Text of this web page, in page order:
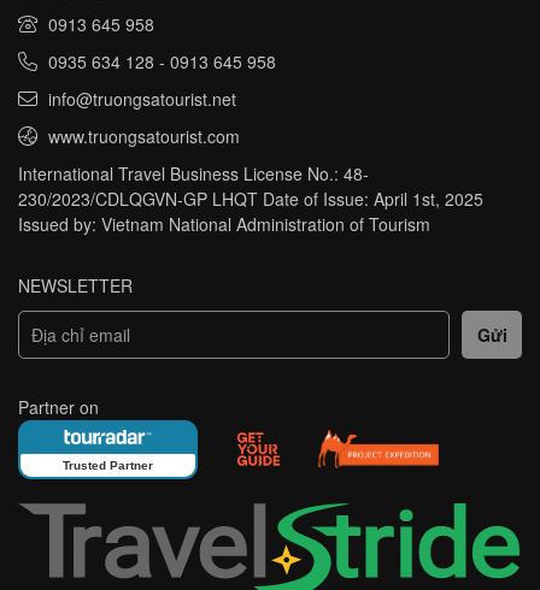
0913 645 958
0935 634 128 - 0913 645 958
info@truongsatourist.net
www.truongsatourist.com
International Travel Business License No.: 48-
230/2023/CDLQGVN-GP LHQT Date of Issue: April 1st, 2025
Issued by: Vietnam National Administration of Tourism
NEWSLETTER
Partner on
Trusted Partner